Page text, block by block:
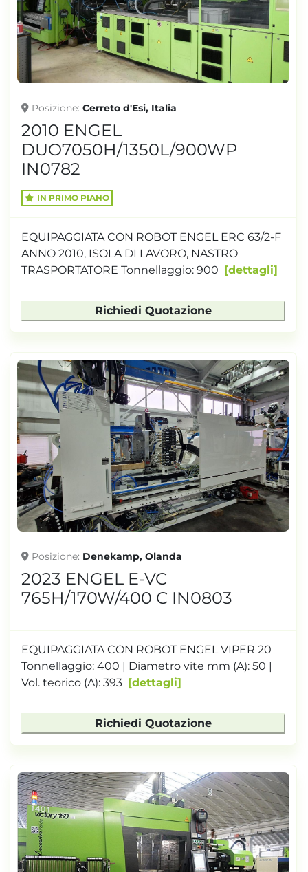
Posizione Cerreto d'Esi, Italia
2010 ENGEL
DUO7050H/1350L/900WP
IN0782
IN PRIMO PIANO
EQUIPAGGIATA CON ROBOT ENGEL ERC 63/2-F
ANNO 2010, ISOLA DI LAVORO, NASTRO
TRASPORTATORE Tonnellaggio: 900
dettagli
Richiedi Quotazione
Posizione Denekamp, Olanda
2023 ENGEL E-VC
765H/170W/400 C IN0803
EQUIPAGGIATA CON ROBOT ENGEL VIPER 20
Tonnellaggio: 400 | Diametro vite mm (A): 50 |
Vol. teorico (A): 393
dettagli
Richiedi Quotazione